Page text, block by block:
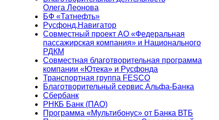
Олега Леонова
БФ «Татнефть»
Русфонд.Навигатор
Совместный проект АО «Федеральная
пассажирская компания» и Национального
РДКМ
Совместная благотворительная программа
компании «Ютека» и Русфонда
Транспортная группа FESCO
Благотворительный сервис Альфа-Банка
Сбербанк
РНКБ Банк (ПАО)
Программа «Мультибонус» от Банка ВТБ